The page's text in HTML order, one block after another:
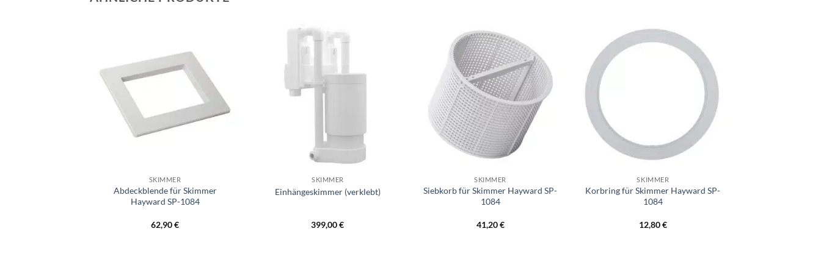
SKIMMER
Abdeckblende für Skimmer
Hayward SP-1084
62,90€
SKIMMER
Einhängeskimmer (verklebt)
399,00€
SKIMMER
Siebkorb für Skimmer Hayward SP-
1084
41,20€
SKIMMER
Korbring für Skimmer Hayward SP-
1084
12,80€